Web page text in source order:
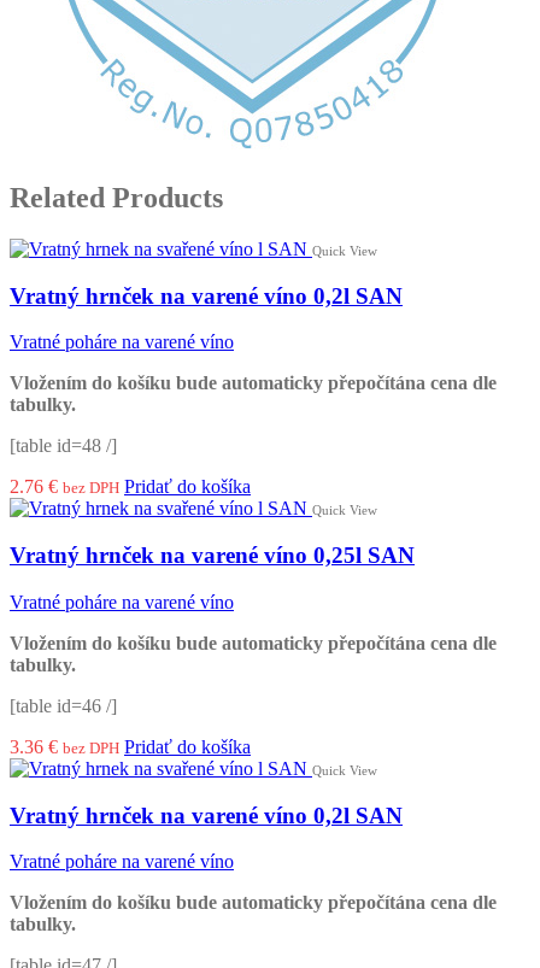
Related Products
Quick View
Vratný hrnček na varené víno 0,2l SAN
Vratné poháre na varené víno
Vložením do košíku bude automaticky přepočítána cena dle
tabulky.
[table id=48 /]
2.76 € bez DPH Pridať do košíka
Quick View
Vratný hrnček na varené víno 0,25l SAN
Vratné poháre na varené víno
Vložením do košíku bude automaticky přepočítána cena dle
tabulky.
[table id=46 /]
3.36 € bez DPH Pridať do košíka
Quick View
Vratný hrnček na varené víno 0,2l SAN
Vratné poháre na varené víno
Vložením do košíku bude automaticky přepočítána cena dle
tabulky.